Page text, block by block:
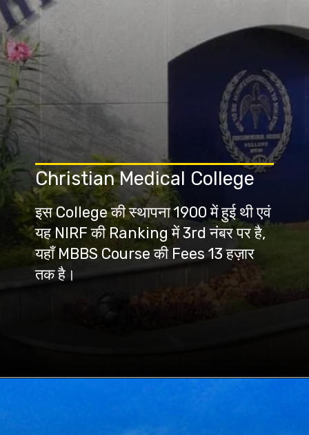
इस College की स्थापना 1900 में हुई थी एवं
यह NIRF की Ranking में 3rd नंबर पर है,
यहाँ MBBS Course की Fees 13 हज़ार
तक है।
Christian Medical College